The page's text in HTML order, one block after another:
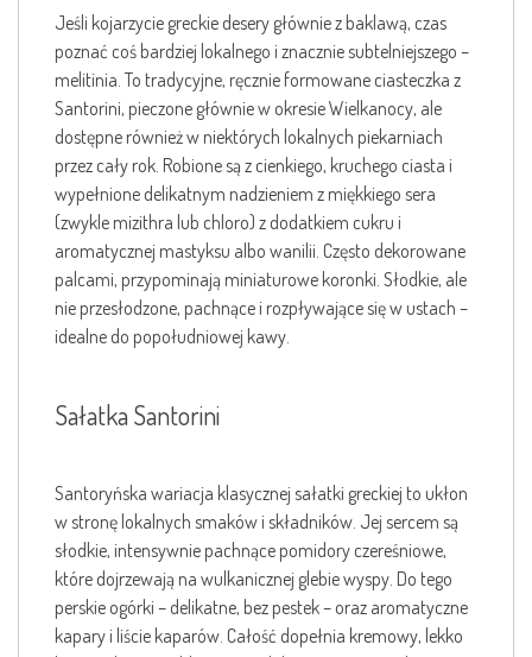
Jeśli kojarzycie greckie desery głównie z baklawą, czas
poznać coś bardziej lokalnego i znacznie subtelniejszego –
melitinia. To tradycyjne, ręcznie formowane ciasteczka z
Santorini, pieczone głównie w okresie Wielkanocy, ale
dostępne również w niektórych lokalnych piekarniach
przez cały rok. Robione są z cienkiego, kruchego ciasta i
wypełnione delikatnym nadzieniem z miękkiego sera
(zwykle mizithra lub chloro) z dodatkiem cukru i
aromatycznej mastyksu albo wanilii. Często dekorowane
palcami, przypominają miniaturowe koronki. Słodkie, ale
nie przesłodzone, pachnące i rozpływające się w ustach –
idealne do popołudniowej kawy.
Sałatka Santorini
Santoryńska wariacja klasycznej sałatki greckiej to ukłon
w stronę lokalnych smaków i składników. Jej sercem są
słodkie, intensywnie pachnące pomidory czereśniowe,
które dojrzewają na wulkanicznej glebie wyspy. Do tego
perskie ogórki – delikatne, bez pestek – oraz aromatyczne
kapary i liście kaparów. Całość dopełnia kremowy, lekko